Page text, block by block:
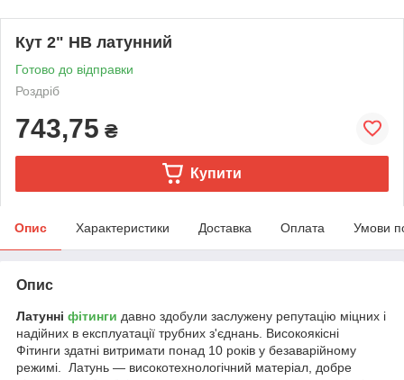
Кут 2" НВ латунний
Готово до відправки
Роздріб
743,75 ₴
Купити
Опис Характеристики Доставка Оплата Умови
Опис
Латунні фітинги давно здобули заслужену репутацію міцних і
надійних в експлуатації трубних з'єднань. Високоякісні
Фітинги здатні витримати понад 10 років у безаварійному
режимі. Латунь — високотехнологічний матеріал, добре